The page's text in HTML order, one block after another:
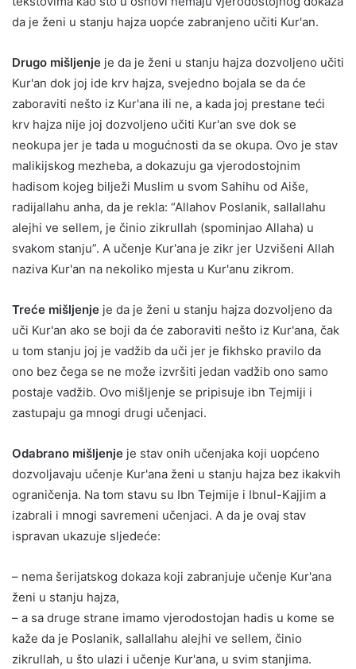
da je ženi u stanju hajza uopće zabranjeno učiti Kur'an.
Drugo mišljenje je da je ženi u stanju hajza dozvoljeno učiti
Kur'an dok joj ide krv hajza, svejedno bojala se da će
zaboraviti nešto iz Kur'ana ili ne, a kada joj prestane teći
krv hajza nije joj dozvoljeno učiti Kur'an sve dok se
neokupa jer je tada u mogućnosti da se okupa. Ovo je stav
malikijskog mezheba, a dokazuju ga vjerodostojnim
hadisom kojeg bilježi Muslim u svom Sahihu od Aiše,
radijallahu anha, da je rekla: “Allahov Poslanik, sallallahu
alejhi ve sellem, je činio zikrullah (spominjao Allaha) u
svakom stanju”. A učenje Kur'ana je zikr jer Uzvišeni Allah
naziva Kur'an na nekoliko mjesta u Kur'anu zikrom.
Treće mišljenje je da je ženi u stanju hajza dozvoljeno da
uči Kur'an ako se boji da će zaboraviti nešto iz Kur'ana, čak
u tom stanju joj je vadžib da uči jer je fikhsko pravilo da
ono bez čega se ne može izvršiti jedan vadžib ono samo
postaje vadžib. Ovo mišljenje se pripisuje ibn Tejmiji i
zastupaju ga mnogi drugi učenjaci.
Odabrano mišljenje je stav onih učenjaka koji uopćeno
dozvoljavaju učenje Kur'ana ženi u stanju hajza bez ikakvih
ograničenja. Na tom stavu su Ibn Tejmije i Ibnul-Kajjim a
izabrali i mnogi savremeni učenjaci. A da je ovaj stav
ispravan ukazuje sljedeće:
– nema šerijatskog dokaza koji zabranjuje učenje Kur'ana
ženi u stanju hajza,
– a sa druge strane imamo vjerodostojan hadis u kome se
kaže da je Poslanik, sallallahu alejhi ve sellem, činio
zikrullah, u što ulazi i učenje Kur'ana, u svim stanjima.